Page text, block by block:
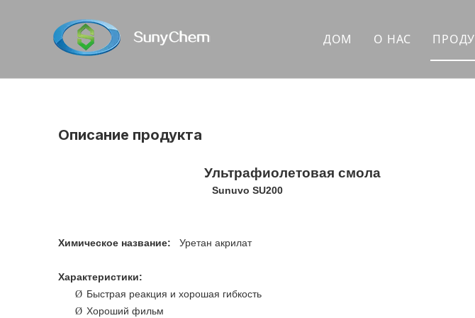
ДОМ О НАС
Описание продукта
Ультрафиолетовая смола
Sunuvo SU200
Химическое название: Уретан акрилат
Характеристики:
Ø Быстрая реакция и хорошая гибкость
Ø Хороший фильм